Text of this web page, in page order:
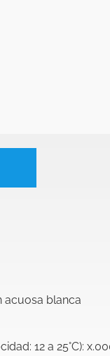
acuosa blanca
12 a 25°C):